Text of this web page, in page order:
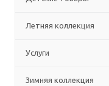
Летняя коллекция
Услуги
Зимняя коллекция